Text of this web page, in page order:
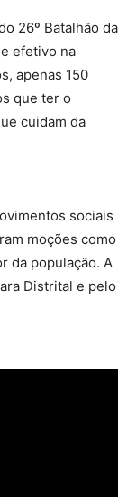
26º Batalhão da
efetivo na
apenas 150
que ter o
cuidam da
sociais
moções como
da população. A
Distrital e pelo